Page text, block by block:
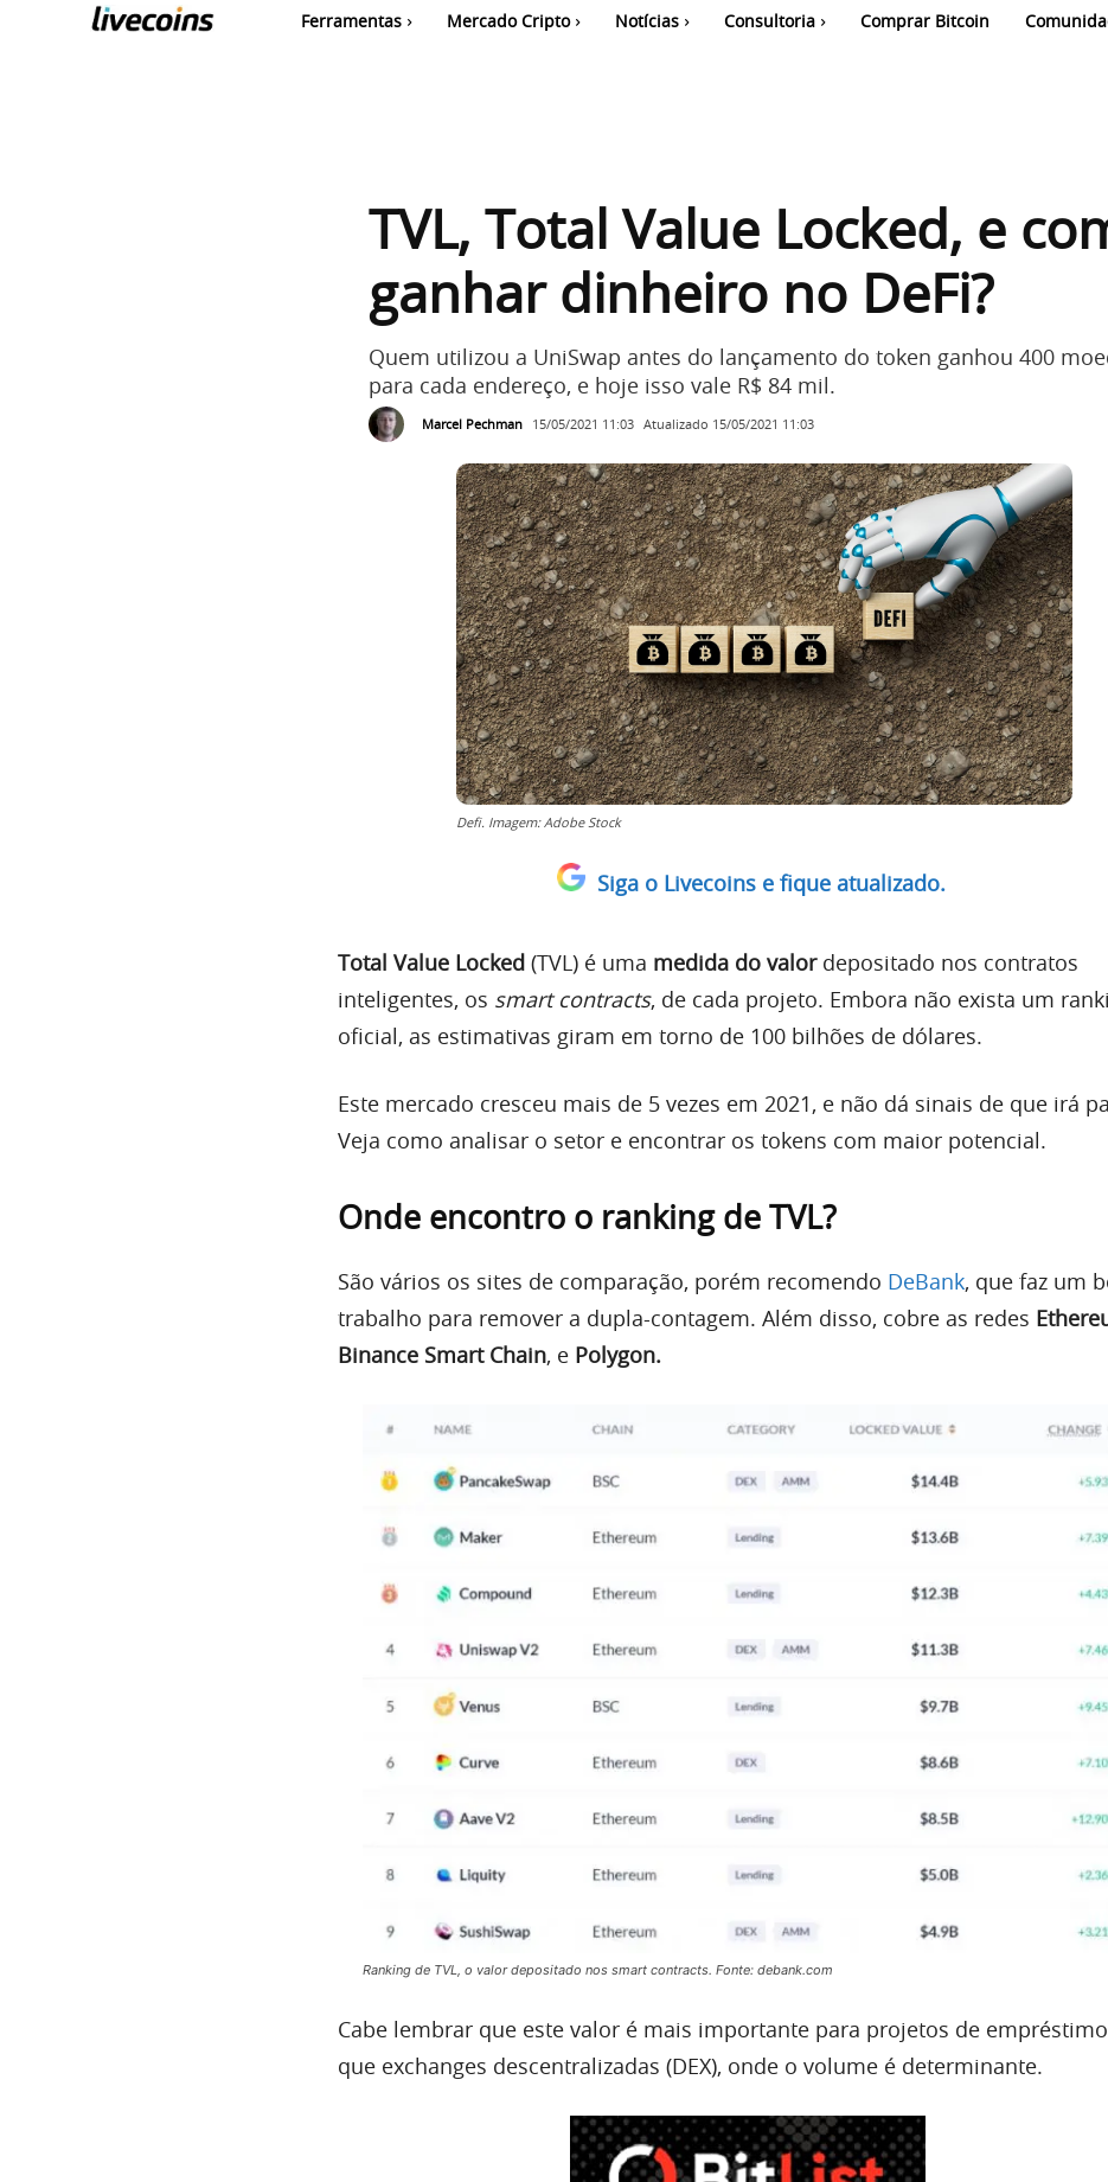
Ferramentas Mercado Cripto Notícias Consultoria Comprar Bitcoin
TVL, Total Value Locked, e
ganhar dinheiro no DeFi?
Quem utilizou a UniSwap antes do lançamento do token ganhou 400
para cada endereço, e hoje isso vale R$ 84 mil.
Marcel Pechman 15/05/2021 11:03 Atualizado 15/05/2021 11:03
Defi. Imagem: Adobe Stock
Siga o Livecoins e fique atualizado.
Total Value Locked (TVL) é uma medida do valordepositado nos contratos
inteligentes, os smart contracts, de cada projeto. Embora não exista um
oficial, as estimativas giram em torno de 100 bilhões de dólares.
Este mercado cresceu mais de 5 vezes em 2021, e não dá sinais de que irá
Veja como analisar o setor e encontrar os tokens com maior potencial.
Onde encontro o ranking de TVL?
São vários os sites de comparação, porém recomendo DeBank, que faz um
trabalho para remover a dupla-contagem. Além disso, cobre as redes
Binance Smart Chain, e Polygon.
Ranking de TVL, o valor depositado nos smart contracts. Fonte: debank.com
Cabe lembrar que este valor é mais importante para projetos de
que exchanges descentralizadas (DEX), onde o volume é determinante.